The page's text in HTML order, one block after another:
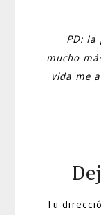
PD: la
mucho
vida me
Tu